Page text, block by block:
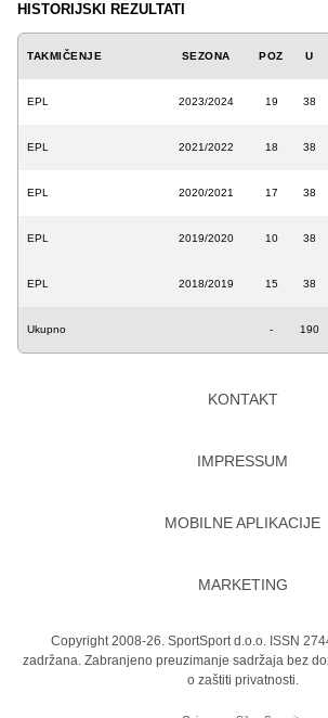
HISTORIJSKI REZULTATI
TAKMIČENJE SEZONA POZ U
EPL 2023/2024 19 38
EPL 2021/2022 18 38
EPL 2020/2021 17 38
EPL 2019/2020 10 38
EPL 2018/2019 15 38
Ukupno - 190
KONTAKT
IMPRESSUM
MOBILNE APLIKACIJE
MARKETING
Copyright 2008-26. SportSport d.o.o. ISSN
zadržana. Zabranjeno preuzimanje sadržaja bez
o zaštiti privatnosti.